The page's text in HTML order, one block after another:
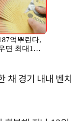
채 경기 내내 벤치